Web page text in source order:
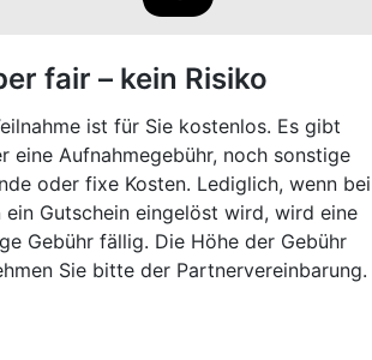
fair – kein Risiko
ist für Sie kostenlos. Es gibt
eine Aufnahmegebühr, noch sonstige
oder fixe Kosten. Lediglich, wenn bei
ein Gutschein eingelöst wird, wird eine
Gebühr fällig. Die Höhe der Gebühr
Sie bitte der Partnervereinbarung.